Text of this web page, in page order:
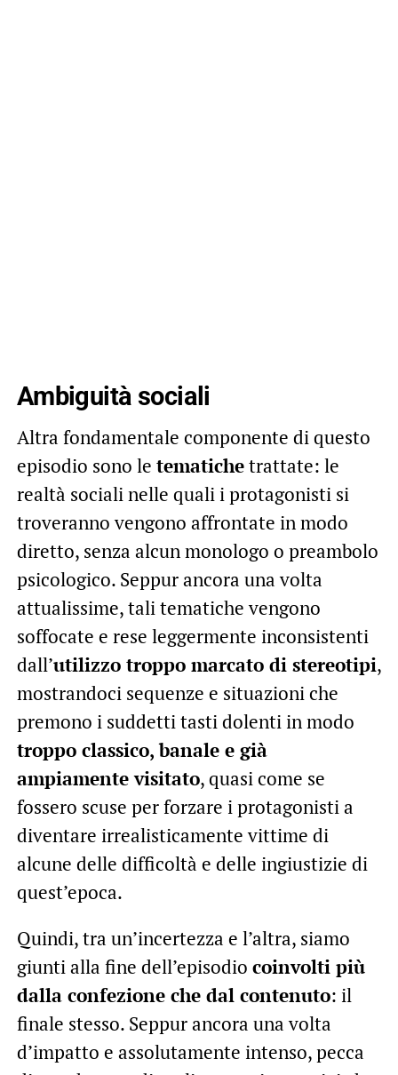
Ambiguità sociali
Altra fondamentale componente di questo
episodio sono le tematichetrattate: le
realtà sociali nelle quali i protagonisti si
troveranno vengono affrontate in modo
diretto, senza alcun monologo o preambolo
psicologico. Seppur ancora una volta
attualissime, tali tematiche vengono
soffocate e rese leggermente inconsistenti
dall’utilizzo troppo marcato di stereotipi,
mostrandoci sequenze e situazioni che
premono i suddetti tasti dolenti in modo
troppo classico, banale e già
ampiamente visitato, quasi come se
fossero scuse per forzare i protagonisti a
diventare irrealisticamente vittime di
alcune delle difficoltà e delle ingiustizie di
quest’epoca.
Quindi, tra un’incertezza e l’altra, siamo
giunti alla fine dell’episodio coinvolti più
dalla confezione che dal contenuto: il
finale stesso. Seppur ancora una volta
d’impatto e assolutamente intenso, pecca